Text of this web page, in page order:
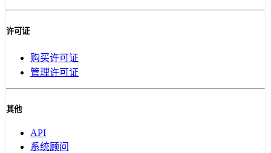
许可证
购买许可证
管理许可证
其他
API
系统顾问